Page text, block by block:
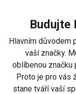
Budujte
Hlavním důvodem
vaší značky.
oblíbenou značku
Proto je pro vás
stane tváří vaší